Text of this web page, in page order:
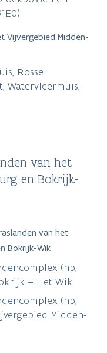
Vijvergebied Midden-
Rosse
Watervleermuis,
van het
en Bokrijk-
van het
Bokrijk-Wik
(hp,
– Het Wik
(hp,
Midden-